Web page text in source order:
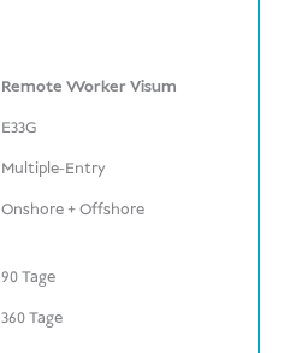
Remote Worker Visum
E33G
Multiple-Entry
Onshore + Offshore
90 Tage
360 Tage